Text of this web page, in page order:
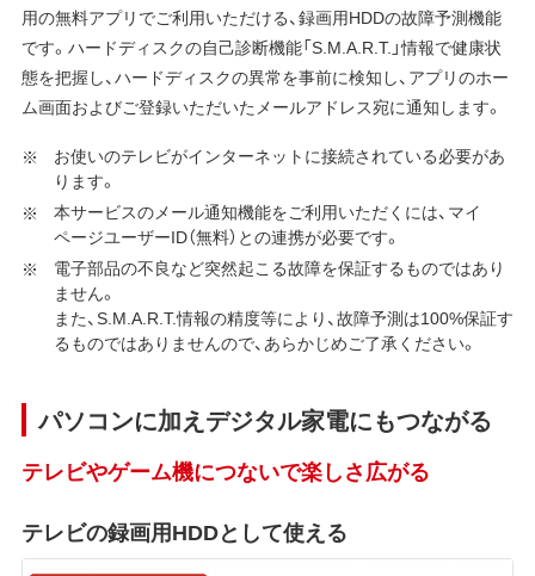
用の無料アプリでご利用いただける、録画用HDDの故障予測機能
です。ハードディスクの自己診断機能「S.M.A.R.T.」情報で健康状
態を把握し、ハードディスクの異常を事前に検知し、アプリのホー
ム画面およびご登録いただいたメールアドレス宛に通知します。
お使いのテレビがインターネットに接続されている必要があ
ります。
本サービスのメール通知機能をご利用いただくには、マイ
ページユーザーID（無料）との連携が必要です。
電子部品の不良など突然起こる故障を保証するものではあり
ません。
また、S.M.A.R.T.情報の精度等により、故障予測は100%保証す
るものではありませんので、あらかじめご了承ください。
パソコンに加えデジタル家電にもつながる
テレビやゲーム機につないで楽しさ広がる
テレビの録画用HDDとして使える